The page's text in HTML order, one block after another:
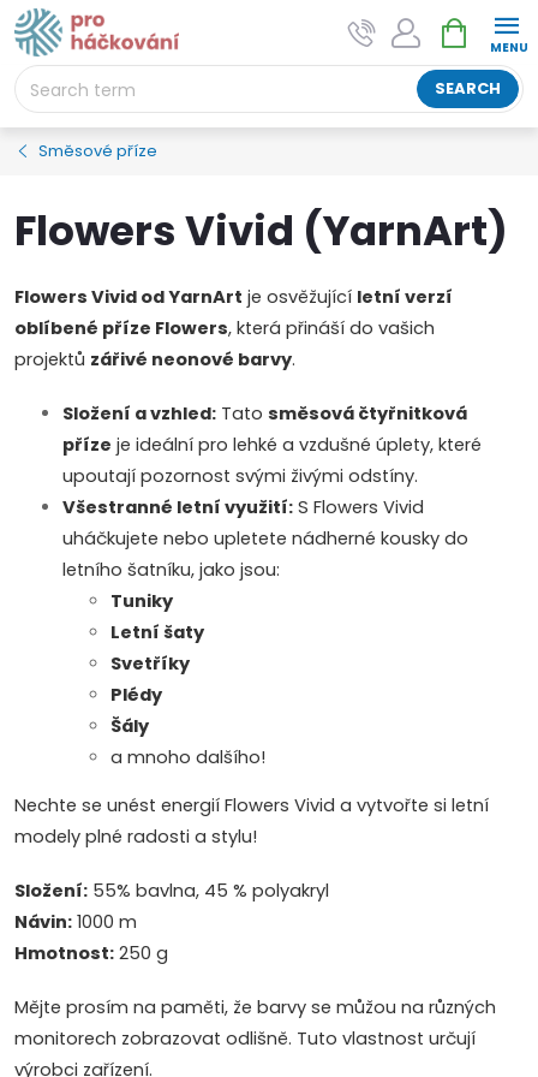
Skip
to
content
SEARCH
CART
Směsové příze
Flowers Vivid (YarnArt)
Flowers Vivid od YarnArt je osvěžující letní verzí
oblíbené příze Flowers, která přináší do vašich
projektů zářivé neonové barvy.
Složení a vzhled: Tato směsová čtyřnitková
příze je ideální pro lehké a vzdušné úplety, které
upoutají pozornost svými živými odstíny.
Všestranné letní využití: S Flowers Vivid
uháčkujete nebo upletete nádherné kousky do
letního šatníku, jako jsou:
Tuniky
Letní šaty
Svetříky
Plédy
Šály
a mnoho dalšího!
Nechte se unést energií Flowers Vivid a vytvořte si letní
modely plné radosti a stylu!
Složení: 55% bavlna, 45 % polyakryl
Návin: 1000 m
Hmotnost: 250 g
Mějte prosím na paměti, že barvy se můžou na různých
monitorech zobrazovat odlišně. Tuto vlastnost určují
výrobci zařízení.
AI asistent "pani Klubíčková" –
ProHackovani.cz
Jsme e-shop s více než osmiletou tradicí a máme pro
vás připraveno více než 25 tisíc produktů. Vše skladem,
připravené k odeslání.